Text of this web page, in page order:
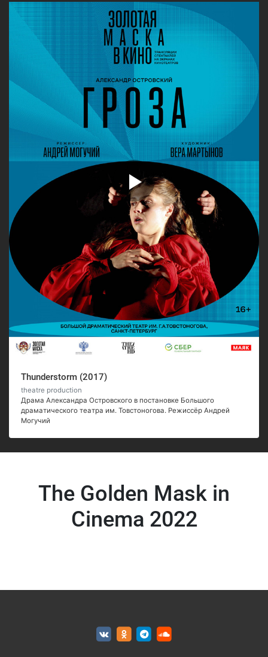
Thunderstorm (2017)
theatre production
Драма Александра Островского в постановке Большого
драматического театра им. Товстоногова. Режиссёр Андрей
Могучий
The Golden Mask in
Cinema 2022